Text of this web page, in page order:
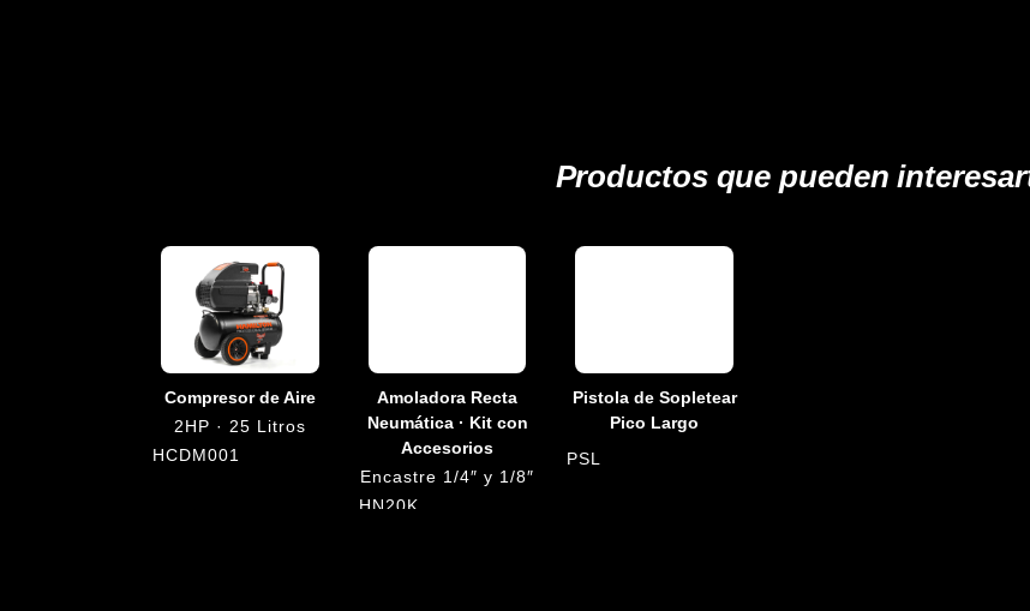
Productos que pueden
Compresor de Aire
2HP · 25 Litros
HCDM001
Amoladora Recta
Neumática · Kit con
Accesorios
Encastre 1/4″ y 1/8″
HN20K
Pistola de Sopletear
Pico Largo
PSL